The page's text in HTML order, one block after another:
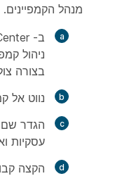
מנהל הקמפיינים.
ב- Webex Contact Center, לחץ על
בצורה
נווט אל
הגדר שם
עסקיות